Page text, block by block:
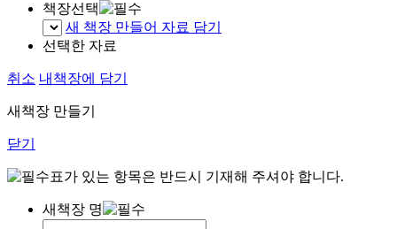
책장선택
새 책장 만들어 자료 담기
선택한 자료
취소 내책장에 담기
새책장 만들기
닫기
표가 있는 항목은 반드시 기재해 주셔야 합니다.
새책장 명